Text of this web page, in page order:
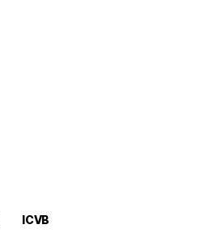
ICVB